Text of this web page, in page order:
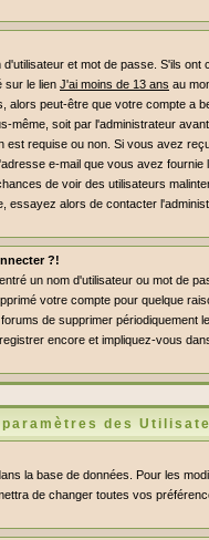
et mot de passe. S'ils ont
sur le lien J'ai moins de 13 ans au
peut-être que votre compte a
soit par l'administrateur
requise ou non. Si vous avez
e-mail que vous avez fournie
de voir des utilisateurs
alors de contacter
?!
un nom d'utilisateur ou mot de
votre compte pour quelque
de supprimer périodiquement
encore et impliquez-vous
des
la base de données. Pour les
de changer toutes vos